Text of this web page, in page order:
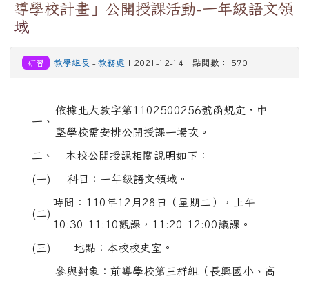
導學校計畫」公開授課活動-一年級語文領
域
研習 教學組長 - 教務處 | 2021-12-14 | 點閱數： 570
一、
依據北大教字第1102500256號函規定，中
堅學校需安排公開授課一場次。
二、 本校公開授課相關說明如下：
(一) 科目：一年級語文領域。
(二)
時間：110年12月28日（星期二），上午
10:30-11:10觀課，11:20-12:00議課。
(三) 地點：本校校史室。
參與對象：前導學校第三群組（長興國小、高